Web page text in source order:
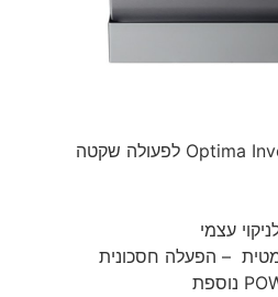
מדיח עם מנוע Optima Inverter לפעולה שקטה
– הפעלה חסכונית